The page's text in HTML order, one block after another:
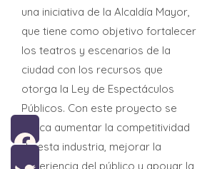
una iniciativa de la Alcaldía Mayor,
que tiene como objetivo fortalecer
los teatros y escenarios de la
ciudad con los recursos que
otorga la Ley de Espectáculos
Públicos. Con este proyecto se
busca aumentar la competitividad
de esta industria, mejorar la
experiencia del público y apoyar la